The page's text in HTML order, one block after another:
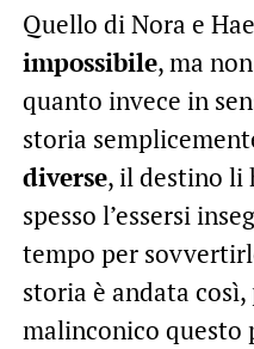
Quello di Nora e
impossibile, ma
quanto invece in
storia
diverse, il destino li
spesso l’essersi
tempo per
storia è andata
malinconico questo